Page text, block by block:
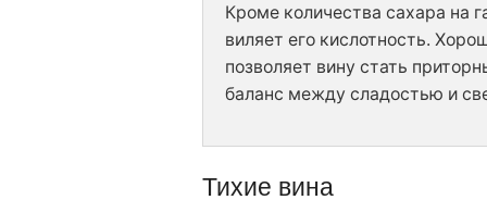
Кроме количества сахара на
виляет его кислотность.
позволяет вину стать
баланс между сладостью и
Тихие вина